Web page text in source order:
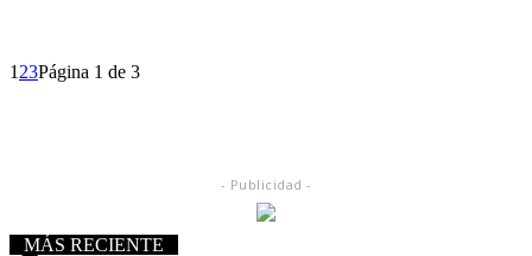
1 23Página 1 de 3
- Publicidad -
MÁS RECIENTE